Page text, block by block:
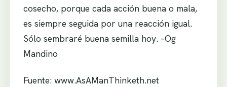
cosecho, porque cada acción buena o mala,
es siempre seguida por una reacción igual.
Sólo sembraré buena semilla hoy. –Og
Mandino
Fuente: www.AsAManThinketh.net